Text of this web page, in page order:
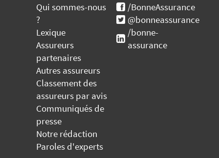
Qui sommes-nous
?
Lexique
Assureurs
partenaires
Autres assureurs
Classement des
assureurs par avis
Communiqués de
presse
Notre rédaction
Paroles d'experts
/BonneAssurance
@bonneassurance
/bonne-
assurance